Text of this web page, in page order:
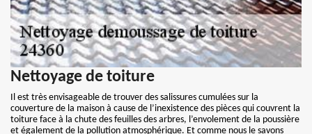
Nettoyage de toiture
Il est très envisageable de trouver des salissures cumulées sur la
couverture de la maison à cause de l’inexistence des pièces qui couvrent la
toiture face à la chute des feuilles des arbres, l’envolement de la poussière
et également de la pollution atmosphérique. Et comme nous le savons